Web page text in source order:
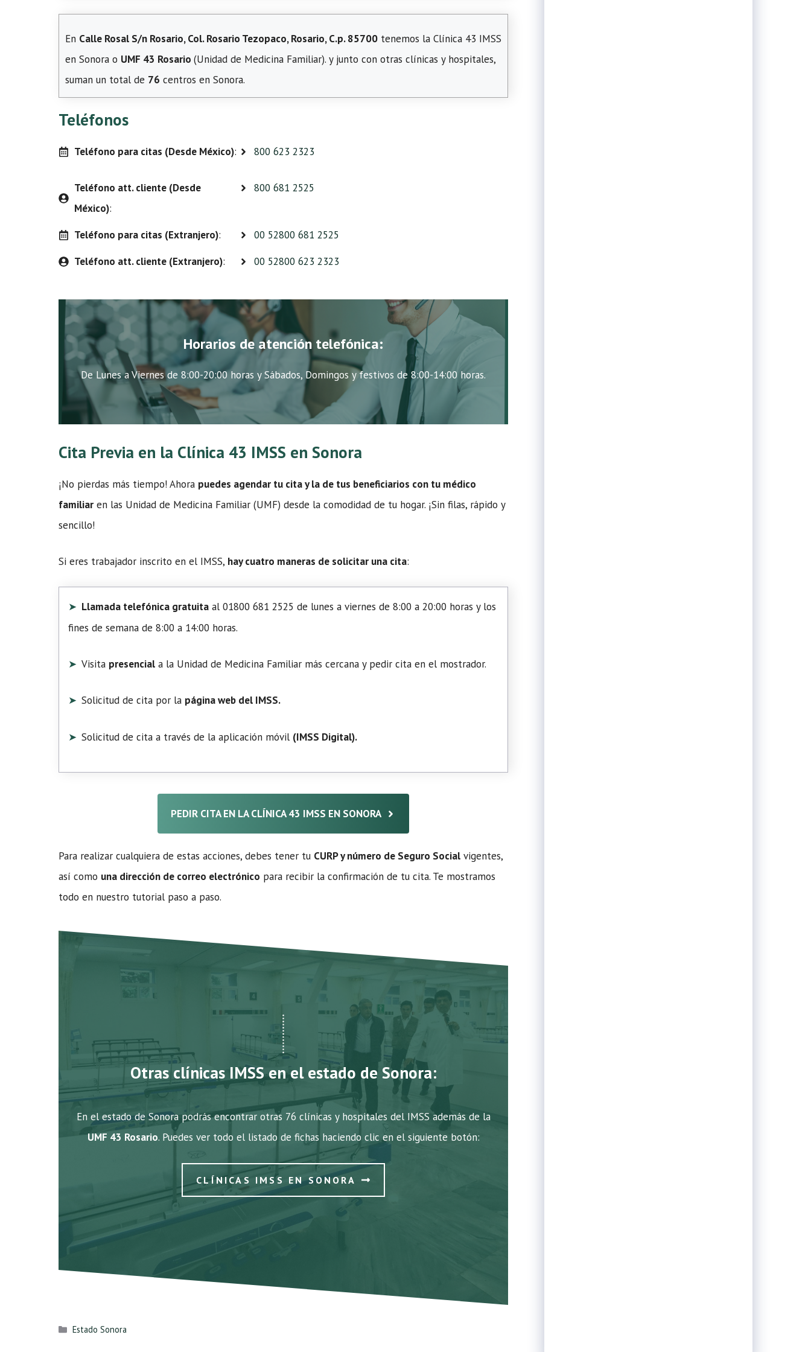
En Calle Rosal S/n Rosario, Col. Rosario Tezopaco, Rosario, C.p. 85700 tenemos la Clínica 43 IMSS
en Sonora o UMF 43 Rosario (Unidad de Medicina Familiar). y junto con otras clínicas y hospitales,
suman un total de 76 centros en Sonora.
Teléfonos
Teléfono para citas (Desde México): 800 623 2323
Teléfono att. cliente (Desde
México):
800 681 2525
Teléfono para citas (Extranjero):
00 52800 681 2525
Teléfono att. cliente (Extranjero): 00 52800 623 2323
Horarios de atención telefónica:
De Lunes a Viernes de 8:00-20:00 horas y Sábados, Domingos y festivos de 8:00-14:00 horas.
Cita Previa en la Clínica 43 IMSS en Sonora
¡No pierdas más tiempo! Ahora puedes agendar tu cita y la de tus beneficiarios con tu médico
familiar en las Unidad de Medicina Familiar (UMF) desde la comodidad de tu hogar. ¡Sin filas, rápido y
sencillo!
Si eres trabajador inscrito en el IMSS, hay cuatro maneras de solicitar una cita:
Llamada telefónica gratuita al 01800 681 2525 de lunes a viernes de 8:00 a 20:00 horas y los
fines de semana de 8:00 a 14:00 horas.
Visita presencial a la Unidad de Medicina Familiar más cercana y pedir cita en el mostrador.
Solicitud de cita por la página web del IMSS.
Solicitud de cita a través de la aplicación móvil (IMSS Digital).
PEDIR CITA EN LA CLÍNICA 43 IMSS EN SONORA
Para realizar cualquiera de estas acciones, debes tener tu CURP y número de Seguro Social vigentes,
así como una dirección de correo electrónico para recibir la confirmación de tu cita. Te mostramos
todo en nuestro tutorial paso a paso.
Otras clínicas IMSS en el estado de Sonora:
En el estado de Sonora podrás encontrar otras 76 clínicas y hospitales del IMSS además de la
UMF 43 Rosario. Puedes ver todo el listado de fichas haciendo clic en el siguiente botón:
CLÍNICAS IMSS EN SONORA
Categorías
Estado Sonora